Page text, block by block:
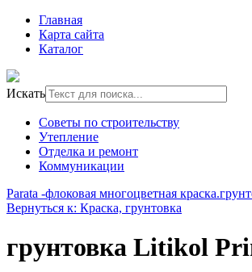
Главная
Карта сайта
Каталог
Искать
Советы по строительству
Утепление
Отделка и ремонт
Коммуникации
Parata -флоковая многоцветная краска.
Вернуться к: Краска, грунтовка
грунтовка Litikol